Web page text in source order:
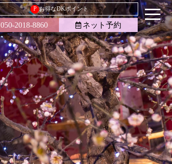
P お得なDKポイント
050-2018-8860 ネット予約